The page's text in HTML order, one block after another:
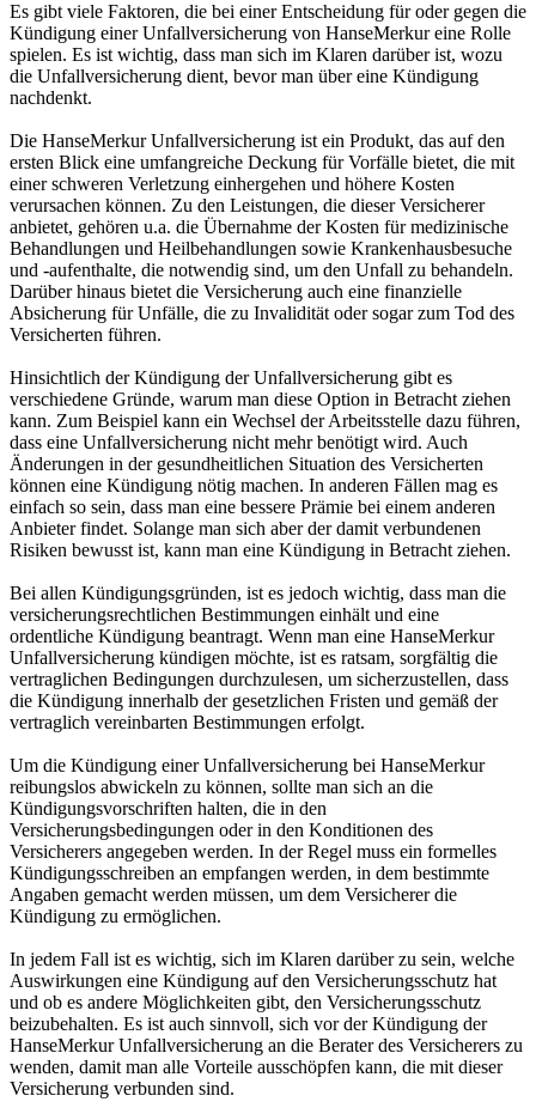
Es gibt viele Faktoren, die bei einer Entscheidung für oder gegen die
Kündigung einer Unfallversicherung von HanseMerkur eine Rolle
spielen. Es ist wichtig, dass man sich im Klaren darüber ist, wozu
die Unfallversicherung dient, bevor man über eine Kündigung
nachdenkt.
Die HanseMerkur Unfallversicherung ist ein Produkt, das auf den
ersten Blick eine umfangreiche Deckung für Vorfälle bietet, die mit
einer schweren Verletzung einhergehen und höhere Kosten
verursachen können. Zu den Leistungen, die dieser Versicherer
anbietet, gehören u.a. die Übernahme der Kosten für medizinische
Behandlungen und Heilbehandlungen sowie Krankenhausbesuche
und -aufenthalte, die notwendig sind, um den Unfall zu behandeln.
Darüber hinaus bietet die Versicherung auch eine finanzielle
Absicherung für Unfälle, die zu Invalidität oder sogar zum Tod des
Versicherten führen.
Hinsichtlich der Kündigung der Unfallversicherung gibt es
verschiedene Gründe, warum man diese Option in Betracht ziehen
kann. Zum Beispiel kann ein Wechsel der Arbeitsstelle dazu führen,
dass eine Unfallversicherung nicht mehr benötigt wird. Auch
Änderungen in der gesundheitlichen Situation des Versicherten
können eine Kündigung nötig machen. In anderen Fällen mag es
einfach so sein, dass man eine bessere Prämie bei einem anderen
Anbieter findet. Solange man sich aber der damit verbundenen
Risiken bewusst ist, kann man eine Kündigung in Betracht ziehen.
Bei allen Kündigungsgründen, ist es jedoch wichtig, dass man die
versicherungsrechtlichen Bestimmungen einhält und eine
ordentliche Kündigung beantragt. Wenn man eine HanseMerkur
Unfallversicherung kündigen möchte, ist es ratsam, sorgfältig die
vertraglichen Bedingungen durchzulesen, um sicherzustellen, dass
die Kündigung innerhalb der gesetzlichen Fristen und gemäß der
vertraglich vereinbarten Bestimmungen erfolgt.
Um die Kündigung einer Unfallversicherung bei HanseMerkur
reibungslos abwickeln zu können, sollte man sich an die
Kündigungsvorschriften halten, die in den
Versicherungsbedingungen oder in den Konditionen des
Versicherers angegeben werden. In der Regel muss ein formelles
Kündigungsschreiben an empfangen werden, in dem bestimmte
Angaben gemacht werden müssen, um dem Versicherer die
Kündigung zu ermöglichen.
In jedem Fall ist es wichtig, sich im Klaren darüber zu sein, welche
Auswirkungen eine Kündigung auf den Versicherungsschutz hat
und ob es andere Möglichkeiten gibt, den Versicherungsschutz
beizubehalten. Es ist auch sinnvoll, sich vor der Kündigung der
HanseMerkur Unfallversicherung an die Berater des Versicherers zu
wenden, damit man alle Vorteile ausschöpfen kann, die mit dieser
Versicherung verbunden sind.